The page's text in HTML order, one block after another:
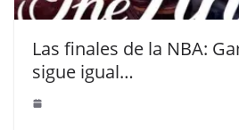
Las finales de la NBA:
sigue igual…